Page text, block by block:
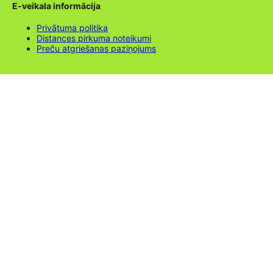
E-veikala informācija
Privātuma politika
Distances pirkuma noteikumi
Preču atgriešanas paziņojums